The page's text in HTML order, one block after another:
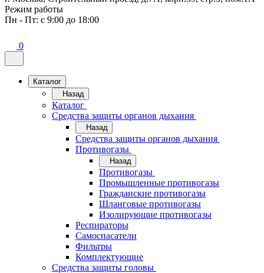
Режим работы
Пн - Пт: с 9:00 до 18:00
0
Каталог
Назад
Каталог
Средства защиты органов дыхания
Назад
Средства защиты органов дыхания
Противогазы
Назад
Противогазы
Промышленные противогазы
Гражданские противогазы
Шланговые противогазы
Изолирующие противогазы
Респираторы
Самоспасатели
Фильтры
Комплектующие
Средства защиты головы